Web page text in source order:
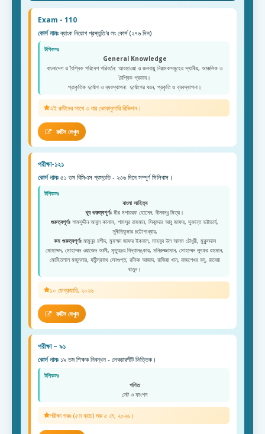
Exam - 110
কোর্স নামঃব্যাংক নিয়োগ প্রস্তুতি'র লং কোর্স (২৭৬ দিন)
টপিকসঃ
General Knowledge
বাংলাদেশ ও বৈশ্বিক পরিবেশ পরিবর্তন: আবহাওয়া ও জলবায়ু নিয়ামকসমূহের স্থানীয়, আঞ্চলিক ও
বৈশ্বিক প্রভাব।
প্রাকৃতিক দুর্যোগ ও ব্যবস্থাপনা: দুর্যোগের ধরন, প্রকৃতি ও ব্যবস্থাপনা।
এই রুটিনের সাথে ৩ বার ভোকাবুলারি রিভিশন।
রুটিন দেখুন
পরীক্ষা-১২১
কোর্স নামঃ ৫১ তম বিসিএস প্রস্ততি - ২৩৬ দিনে সম্পূর্ণ সিলিবাস।
টপিকসঃ
বাংলা সাহিত্য
খুব গুরুত্বপূর্ণঃ মীর মশাররফ হোসেন, দীনবন্ধু মিত্র।
গুরুত্বপূর্ণঃ শামসুদ্দীন আবুল কালাম, শামসুর রাহমান, সিকান্দার আবু জাফর, সুকান্ত ভট্টাচার্য,
সুনীতিকুমার চট্টোপাধ্যায়,
কম গুরুত্বপূর্ণঃমামুনুর রশীদ, মুহম্মদ জাফর ইকবাল, মাহবুব উল আলম চৌধুরী, মুকুন্দদাস
মোহাম্মদ, মোহাম্মদ ওয়াজেদ আলী, মৃত্যুঞ্জয় বিদ্যালঙ্কার, মনিরুজ্জামান, মোহাম্মদ লুৎফর রহমান,
মোহিতলাল মজুমদার, যতীন্দ্রনাথ সেনগুপ্ত, রফিক আজাদ, রাজিয়া খান, রাজশেখর বসু, রাবেয়া
খাতুন।
১০ ফেব্রুয়ারি, ২০২৬
রুটিন দেখুন
পরীক্ষা – ৯১
কোর্স নামঃ ১৯ তম শিক্ষক নিবন্ধন - লেকচারশীট ভিত্তিক।
টপিকসঃ
গণিত
সেট ও ফাংশন
পরীক্ষা শুরুঃ (৫ম ব্যাচ) শুরু ৫ মে, ২০২৬।